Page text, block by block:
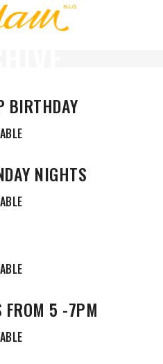
BIRTHDAY
NIGHTS
FROM 5 -7PM